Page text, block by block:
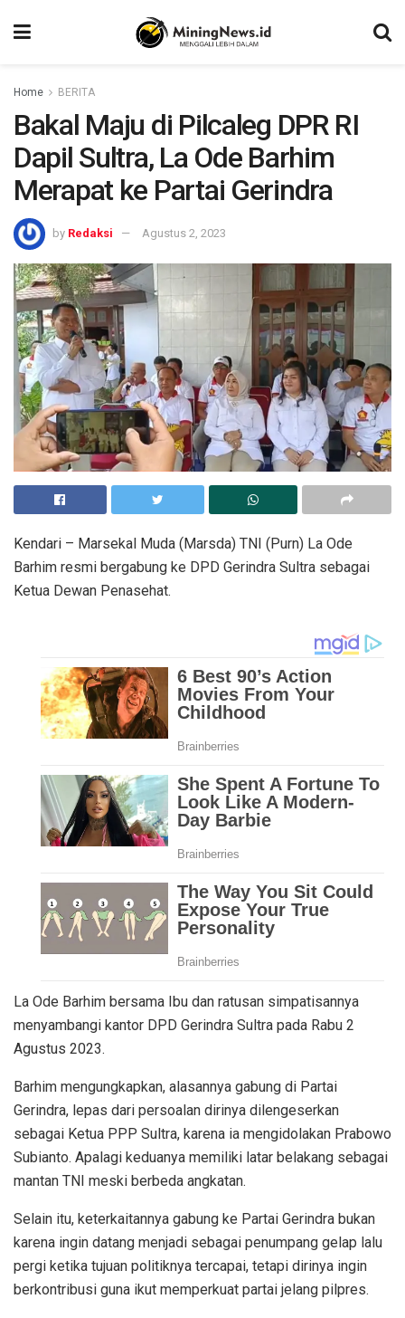
Home BERITA
Bakal Maju di Pilcaleg DPR RI
Dapil Sultra, La Ode Barhim
Merapat ke Partai Gerindra
by Redaksi Agustus 2, 2023
Kendari – Marsekal Muda (Marsda) TNI (Purn) La Ode
Barhim resmi bergabung ke DPD Gerindra Sultra sebagai
Ketua Dewan Penasehat.
La Ode Barhim bersama Ibu dan ratusan simpatisannya
menyambangi kantor DPD Gerindra Sultra pada Rabu 2
Agustus 2023.
Barhim mengungkapkan, alasannya gabung di Partai
Gerindra, lepas dari persoalan dirinya dilengeserkan
sebagai Ketua PPP Sultra, karena ia mengidolakan Prabowo
Subianto. Apalagi keduanya memiliki latar belakang sebagai
mantan TNI meski berbeda angkatan.
Selain itu, keterkaitannya gabung ke Partai Gerindra bukan
karena ingin datang menjadi sebagai penumpang gelap lalu
pergi ketika tujuan politiknya tercapai, tetapi dirinya ingin
berkontribusi guna ikut memperkuat partai jelang pilpres.